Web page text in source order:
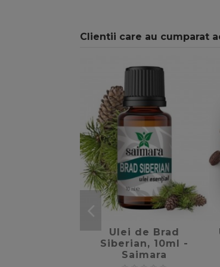
Clientii care au cumparat
favorite_border
Ulei de Brad
Siberian, 10ml -
Saimara